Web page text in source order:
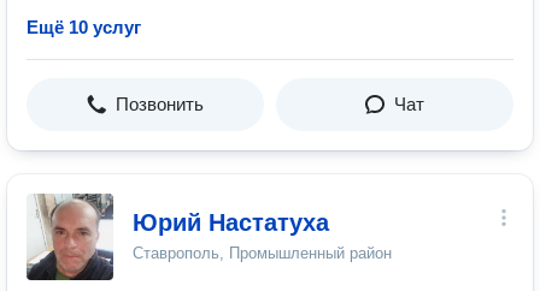
Ещё 10 услуг
Позвонить Чат
Юрий Настатуха
Ставрополь, Промышленный район